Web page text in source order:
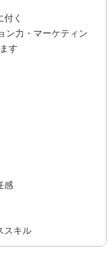
く
力・マーケティン
す
感
スキル